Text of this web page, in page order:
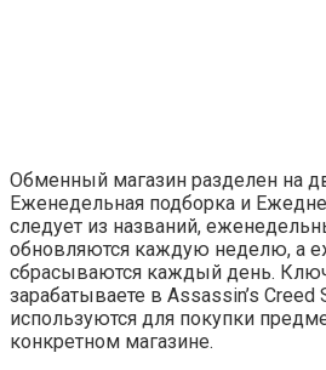
Обменный магазин разделен на
Еженедельная подборка и
следует из названий,
обновляются каждую неделю, а
сбрасываются каждый день.
зарабатываете в Assassin’s Creed
используются для покупки
конкретном магазине.